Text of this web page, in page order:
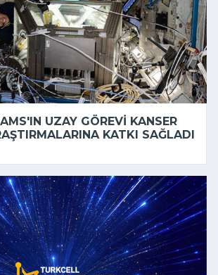
UZAY GÖREVI KANSER
KATKI SAĞLADI